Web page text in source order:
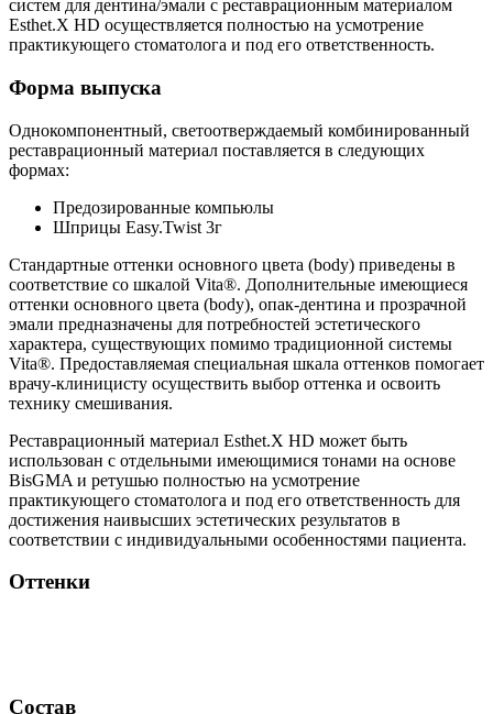
систем для дентина/эмали с реставрационным материалом
Esthet.X HD осуществляется полностью на усмотрение
практикующего стоматолога и под его ответственность.
Форма выпуска
Однокомпонентный, светоотверждаемый комбинированный
реставрационный материал поставляется в следующих
формах:
Предозированные компьюлы
Шприцы Easy.Twist 3г
Стандартные оттенки основного цвета (body) приведены в
соответствие со шкалой Vita®. Дополнительные имеющиеся
оттенки основного цвета (body), опак-дентина и прозрачной
эмали предназначены для потребностей эстетического
характера, существующих помимо традиционной системы
Vita®. Предоставляемая специальная шкала оттенков помогает
врачу-клиницисту осуществить выбор оттенка и освоить
технику смешивания.
Реставрационный материал Esthet.X HD может быть
использован с отдельными имеющимися тонами на основе
BisGMA и ретушью полностью на усмотрение
практикующего стоматолога и под его ответственность для
достижения наивысших эстетических результатов в
соответствии с индивидуальными особенностями пациента.
Оттенки
Состав